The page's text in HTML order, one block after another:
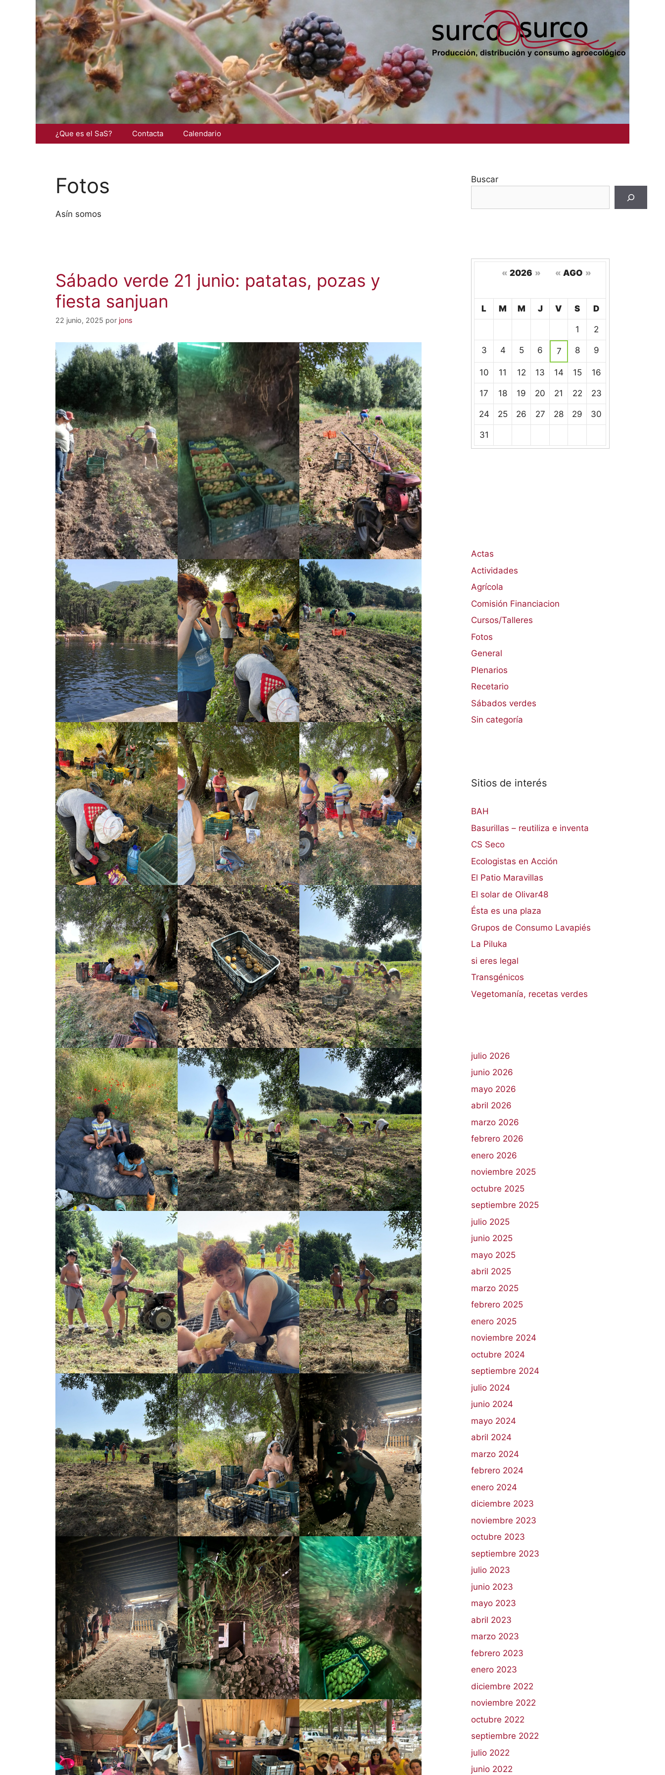
contenido
¿Que es el SaS? Contacta Calendario
Fotos
Asín somos
Sábado verde 21 junio: patatas, pozas y
fiesta sanjuan
22 junio, 2025 por jons
Buscar
calendario
de
eventos
« 2026 » « AGO »
L M M J V S D
1 2
3 4 5 6 7 8 9
10 11 12 13 14 15 16
17 18 19 20 21 22 23
24 25 26 27 28 29 30
31
Actas
Actividades
Agrícola
Comisión Financiacion
Cursos/Talleres
Fotos
General
Plenarios
Recetario
Sábados verdes
Sin categoría
Sitios de interés
BAH
Basurillas – reutiliza e inventa
CS Seco
Ecologistas en Acción
El Patio Maravillas
El solar de Olivar48
Ésta es una plaza
Grupos de Consumo Lavapiés
La Piluka
si eres legal
Transgénicos
Vegetomanía, recetas verdes
julio 2026
junio 2026
mayo 2026
abril 2026
marzo 2026
febrero 2026
enero 2026
noviembre 2025
octubre 2025
septiembre 2025
julio 2025
junio 2025
mayo 2025
abril 2025
marzo 2025
febrero 2025
enero 2025
noviembre 2024
octubre 2024
septiembre 2024
julio 2024
junio 2024
mayo 2024
abril 2024
marzo 2024
febrero 2024
enero 2024
diciembre 2023
noviembre 2023
octubre 2023
septiembre 2023
julio 2023
junio 2023
mayo 2023
abril 2023
marzo 2023
febrero 2023
enero 2023
diciembre 2022
noviembre 2022
octubre 2022
septiembre 2022
julio 2022
junio 2022